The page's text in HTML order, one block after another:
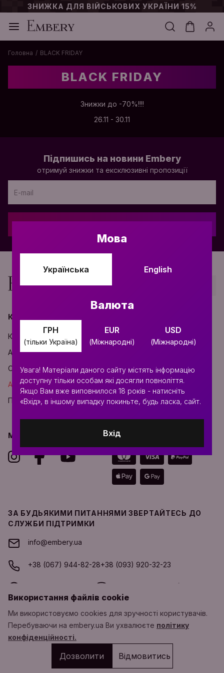
ЗНИЖКА ДЛЯ ВІЙСЬКОВИХ УКРАЇНИ 15%
Головна BLACK FRIDAY
BLACK FRIDAY
Знижки до -70%!!!!
26.11 - 30.11
Підпишись на новини Embery
отримуй знижки та ексклюзивні пропозиції
Підписатися
Використання файлів cookie
Ми використовуємо cookies для зручності користувачів.
Перебуваючи на embery.ua Ви ухвалюєте політику
конфіденційності.
Відмовитись
Дозволити
КАТАЛОГ
КАЛЬЯНИ
АКСЕСУАРИ
ОПТ
АКЦІЇ ТА ЗНИЖКИ
ПЕРСОНАЛІЗАЦІЯ
КОНТАКТИ
УГОДУ КОРИСТУВАЧА
МИ В СОЦМЕРЕЖАХ МЕТОДИ ОПЛАТИ
ЗА БУДЬЯКИМИ ПИТАННЯМИ ЗВЕРТАЙТЕСЬ ДО
СЛУЖБИ ПІДТРИМКИ
info@embery.ua
+38 (067) 944-82-28+38 (093) 920-32-23
ГРАФІК РОБОТИ СЛУЖБИ ПІДТРИМКИ
ПН-ПТ з 10:00 до 19:00 EET(UTC+2)
Copyright 2011-2026
Мова
Українська English
Валюта
ГРН
(тільки Україна)
EUR
(Міжнародні)
USD
(Міжнародні)
Увага! Матеріали даного сайту містять інформацію
доступну тільки особам які досягли повноліття.
Якщо Вам вже виповнилося 18 років - натисніть
«Вхід», в іншому випадку покиньте, будь ласка, сайт.
Вхід